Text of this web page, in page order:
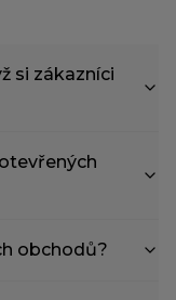
si zákazníci
obchodů?